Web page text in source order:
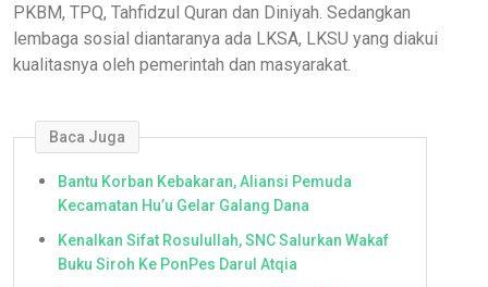
PKBM, TPQ, Tahfidzul Quran dan Diniyah. Sedangkan
lembaga sosial diantaranya ada LKSA, LKSU yang diakui
kualitasnya oleh pemerintah dan masyarakat.
Baca Juga
Bantu Korban Kebakaran, Aliansi Pemuda
Kecamatan Hu’u Gelar Galang Dana
Kenalkan Sifat Rosulullah, SNC Salurkan Wakaf
Buku Siroh Ke PonPes Darul Atqia